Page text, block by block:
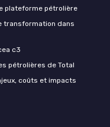
plateforme pétrolière
transformation dans
c3
pétrolières de Total
coûts et impacts